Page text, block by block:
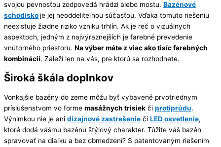
svojou pevnosťou zodpovedá hrádzi alebo mostu. Bazénové
schodiskoje jej neoddeliteľnou súčasťou. Vďaka tomuto riešeniu
neexistuje žiadne riziko vzniku trhlín. Ak je reč o vizuálnych
aspektoch, jedným z najvýraznejších je farebné prevedenie
vnútorného priestoru. Na výber máte z viac ako tisíc farebných
kombinácií. Záleží len na vás, pre ktorú sa rozhodnete.
Široká škála doplnkov
Vonkajšie bazény do zeme môžu byť vybavené prvotriednym
príslušenstvom vo forme masážnych trisiek či protiprúdu.
Výnimkou nie je ani dizajnové zastrešenie či LED osvetlenie,
ktoré dodá vášmu bazénu štýlový charakter. Túžite váš bazén
spravovať na diaľku a bez obmedzení? S patentovaným riešením